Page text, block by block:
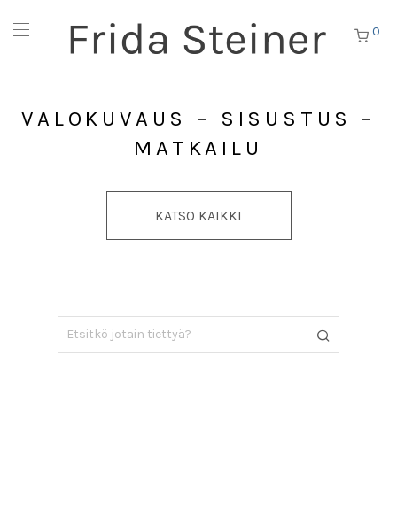
0
VALOKUVAUS – SISUSTUS
–
MATKAILU
KATSO KAIKKI